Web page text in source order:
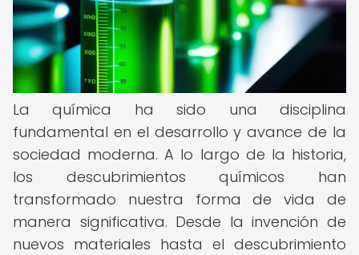
La química ha sido una disciplina
fundamental en el desarrollo y avance de la
sociedad moderna. A lo largo de la historia,
los descubrimientos químicos han
transformado nuestra forma de vida de
manera significativa. Desde la invención de
nuevos materiales hasta el descubrimiento